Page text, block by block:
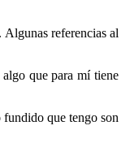
referencias al
que para mí tiene
fundido que tengo son